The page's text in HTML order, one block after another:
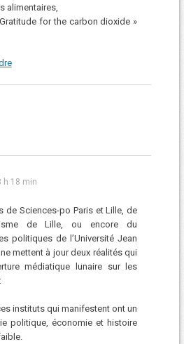
alimentaires,
for the carbon dioxide »
h 18 min
de Sciences-po Paris et Lille, de
de Lille, ou encore du
politiques de l’Université Jean
mettent à jour deux réalités qui
médiatique lunaire sur les
instituts qui manifestent ont un
politique, économie et histoire